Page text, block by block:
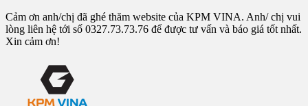
Cảm ơn anh/chị đã ghé thăm website của KPM VINA. Anh/ chị vui
lòng liên hệ tới số 0327.73.73.76 để được tư vấn và báo giá tốt nhất.
Xin cảm ơn!